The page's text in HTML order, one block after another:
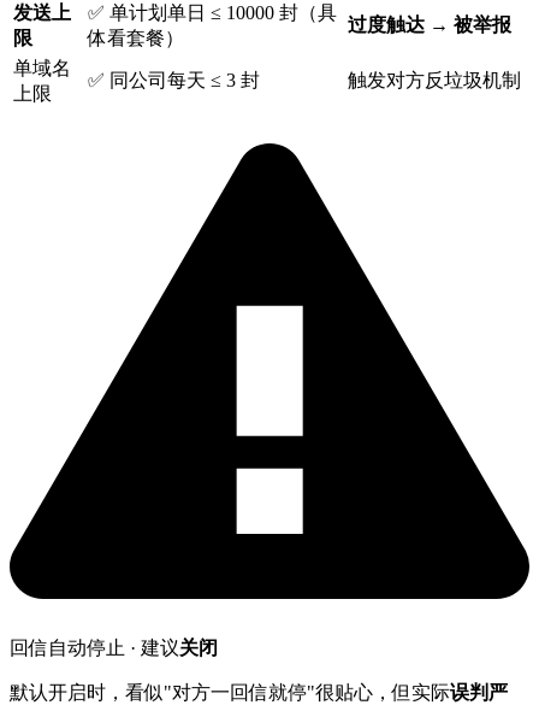
发送上
限
✅ 单计划单日 ≤ 10000 封（具
体看套餐）
过度触达 → 被举报
单域名
上限
✅ 同公司每天 ≤ 3 封 触发对方反垃圾机制
回信自动停止 · 建议关闭
默认开启时，看似"对方一回信就停"很贴心，但实际误判严